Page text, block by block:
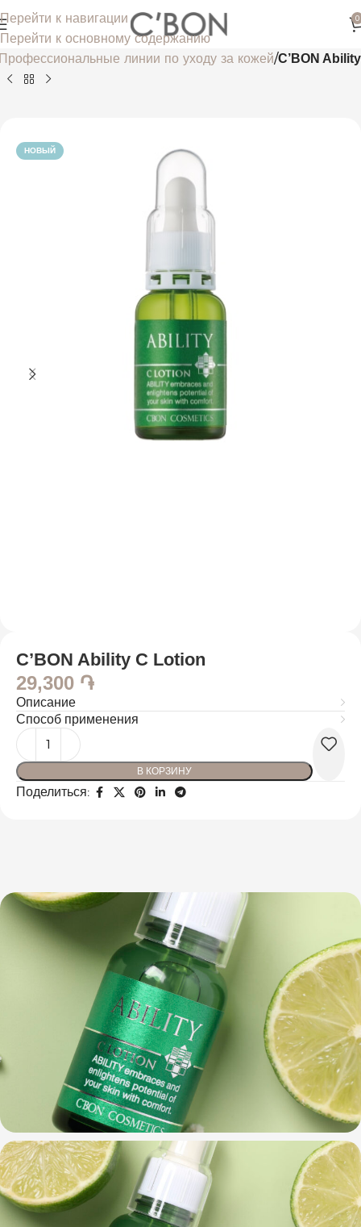
Перейти к навигации
Перейти к основному содержанию
0
линии по уходу за кожей C’BON Ability
НОВЫЙ
C’BON Ability C Lotion
29,300 ֏
Описание
Способ применения
В КОРЗИНУ
Поделиться: